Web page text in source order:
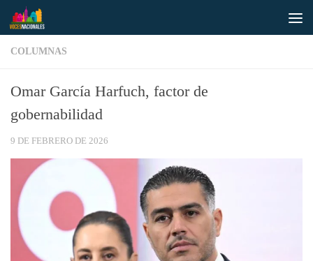
Saltar al contenido
COLUMNAS
Omar García Harfuch, factor de
gobernabilidad
9 DE FEBRERO DE 2026